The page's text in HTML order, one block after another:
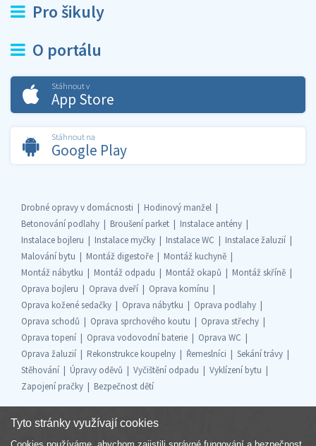
Pro šikuly
O portálu
Stáhnout v
App Store
Stáhnout na
Google Play
Drobné opravy v domácnosti
Hodinový manžel
Betonování podlahy
Broušení parket
Instalace antény
Instalace bojleru
Instalace myčky Instalace WC
Instalace žaluzií
Malování bytu
Montáž digestoře
Montáž kuchyně
Montáž nábytku
Montáž odpadu Montáž okapů
Montáž skříně
Oprava bojleru
Oprava dveří
Oprava komínu
Oprava kožené sedačky
Oprava nábytku
Oprava podlahy
Oprava schodů
Oprava sprchového koutu
Oprava střechy
Oprava topení
Oprava vodovodní baterie
Oprava WC
Oprava žaluzií
Rekonstrukce koupelny Řemeslníci
Sekání trávy
Stěhování
Úpravy oděvů Vyčištění odpadu
Vyklízení bytu
Zapojení pračky
Bezpečnost dětí
Tyto stránky využívají cookies